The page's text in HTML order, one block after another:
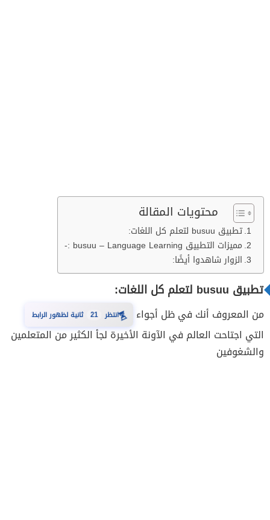
محتويات المقالة
تطبيق busuu‏ لتعلم كل اللغات:
مميزات التطبيق busuu – Language Learning :-
الزوار شاهدوا أيضًا:
تطبيق busuu‏ لتعلم كل اللغات:
من المعروف أنك في ظل أجواء ⏳انتظر 21 ثانية لظهور الرابط
التي اجتاحت العالم في الآونة الأخيرة لجأ الكثير من المتعلمين
والشغوفين